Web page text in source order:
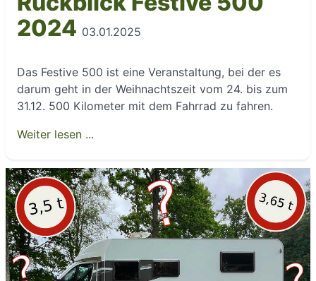
2024 03.01.2025
Das Festive 500 ist eine Veranstaltung, bei der es
darum geht in der Weihnachtszeit vom 24. bis zum
31.12. 500 Kilometer mit dem Fahrrad zu fahren.
Weiter lesen ...